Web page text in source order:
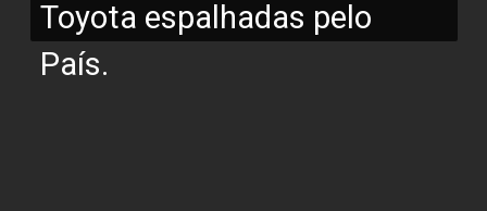
Toyota espalhadas pelo País.
Toyota espalhadas pelo
País.